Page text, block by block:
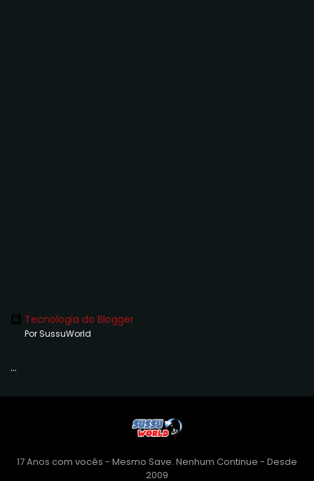
Tecnologia do Blogger
Por SussuWorld
...
17 Anos com vocês - Mesmo Save. Nenhum Continue - Desde
2009